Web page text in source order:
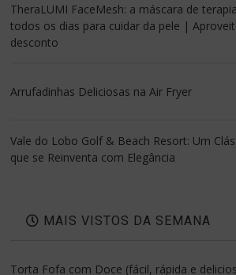
TheraLUMI FaceMesh: a máscara de
todos os dias para cuidar da pele |
desconto
Arrufadinhas Deliciosas na Air Fryer
Vale do Lobo Golf & Beach Resort: Um
que se Reinventa com Elegância
MAIS VISTOS DA SEMANA
Torta Fofa com Doce (fácil, rápida e